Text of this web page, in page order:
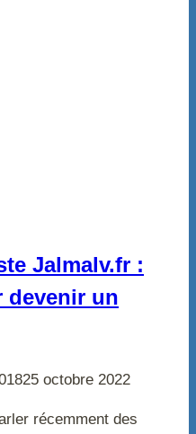
Jalmalv.fr :
devenir un
25 octobre 2022
récemment des